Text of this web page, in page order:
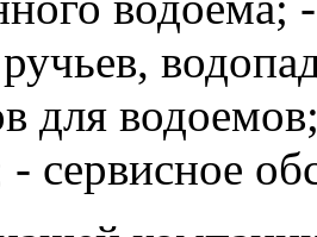
для
сервисное